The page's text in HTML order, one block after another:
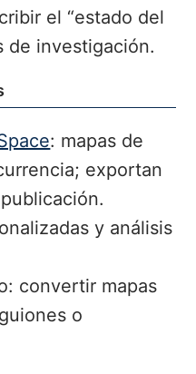
el “estado del
de investigación.
: mapas de
exportan
y análisis
convertir mapas
o